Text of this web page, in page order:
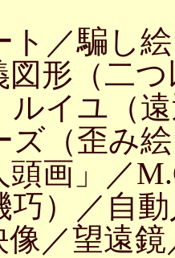
ト／騙し
図形（二
ルイユ（
ズ（歪み
頭画」／
巧）／自
／望遠